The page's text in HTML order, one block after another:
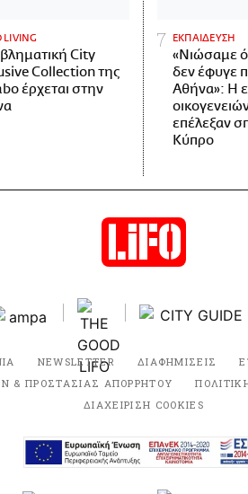
LIVING
City
Collection της
έρχεται στην
ΕΚΠΑΙΔΕΥΣΗ
«Νιώσαμε
δεν έφυγε
Αθήνα»: Η
επέλεξαν
Κύπρο
NEWSLETTER ΔΙΑΦΗΜΙΣΕΙΣ
& ΠΡΟΣΤΑΣΙΑΣ ΑΠΟΡΡΗΤΟΥ
ΔΙΑΧΕΙΡΙΣΗ COOKIES